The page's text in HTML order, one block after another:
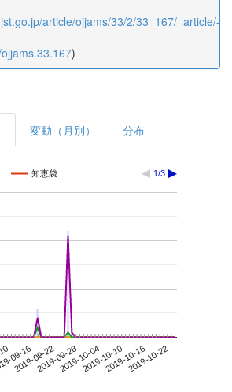
article/ojjams/33/2/33_167/_article/-
)
変動（月別） 分布
知恵袋 1/3
09-16
2019-09-222019-09-282019-10-042019-10-102019-10-162019-10-22